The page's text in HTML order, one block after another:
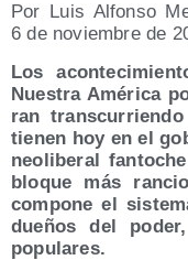
Por Luis Alfon­so
6 de noviem­bre de
Los
Nues­tra Amé­ri­ca
ran
tie­nen hoy en el
neo­li­be­ral
blo­que más
com­po­ne el
due­ños del
populares.